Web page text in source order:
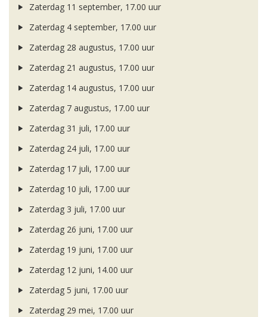
Zaterdag 11 september, 17.00 uur
Zaterdag 4 september, 17.00 uur
Zaterdag 28 augustus, 17.00 uur
Zaterdag 21 augustus, 17.00 uur
Zaterdag 14 augustus, 17.00 uur
Zaterdag 7 augustus, 17.00 uur
Zaterdag 31 juli, 17.00 uur
Zaterdag 24 juli, 17.00 uur
Zaterdag 17 juli, 17.00 uur
Zaterdag 10 juli, 17.00 uur
Zaterdag 3 juli, 17.00 uur
Zaterdag 26 juni, 17.00 uur
Zaterdag 19 juni, 17.00 uur
Zaterdag 12 juni, 14.00 uur
Zaterdag 5 juni, 17.00 uur
Zaterdag 29 mei, 17.00 uur